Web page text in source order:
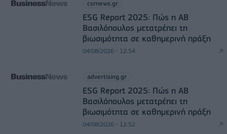
csrnews.gr
ESG Report 2025: Πώς η ΑΒ
Βασιλόπουλος μετατρέπει τη
βιωσιμότητα σε καθημερινή πράξη
04/08/2026 - 12:54
advertising.gr
ESG Report 2025: Πώς η ΑΒ
Βασιλόπουλος μετατρέπει τη
βιωσιμότητα σε καθημερινή πράξη
04/08/2026 - 12:52